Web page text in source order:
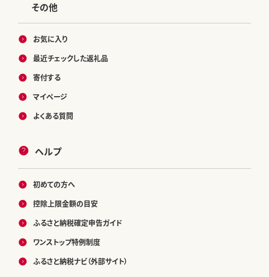
その他
お気に入り
最近チェックした返礼品
寄付する
マイページ
よくある質問
ヘルプ
初めての方へ
控除上限金額の目安
ふるさと納税確定申告ガイド
ワンストップ特例制度
ふるさと納税ナビ（外部サイト）